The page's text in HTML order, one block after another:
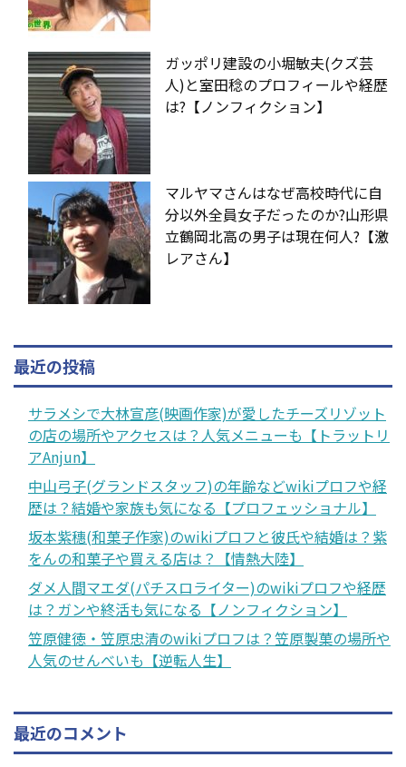
ガッポリ建設の小堀敏夫(クズ芸
人)と室田稔のプロフィールや経歴
は?【ノンフィクション】
マルヤマさんはなぜ高校時代に自
分以外全員女子だったのか?山形県
立鶴岡北高の男子は現在何人?【激
レアさん】
最近の投稿
サラメシで大林宣彦(映画作家)が愛したチーズリゾット
の店の場所やアクセスは？人気メニューも【トラットリ
アAnjun】
中山弓子(グランドスタッフ)の年齢などwikiプロフや経
歴は？結婚や家族も気になる【プロフェッショナル】
坂本紫穗(和菓子作家)のwikiプロフと彼氏や結婚は？紫
をんの和菓子や買える店は？【情熱大陸】
ダメ人間マエダ(パチスロライター)のwikiプロフや経歴
は？ガンや終活も気になる【ノンフィクション】
笠原健徳・笠原忠清のwikiプロフは？笠原製菓の場所や
人気のせんべいも【逆転人生】
最近のコメント